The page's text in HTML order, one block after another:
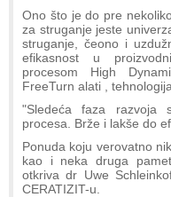
Ono što je do pre
za struganje jeste
struganje, čeono i
efikasnost u
procesom High
FreeTurn alati ,
"Sledeća faza razvoja
procesa. Brže i lakše do
Ponuda koju verovatno
kao i neka druga
otkriva dr Uwe
CERATIZIT-u.